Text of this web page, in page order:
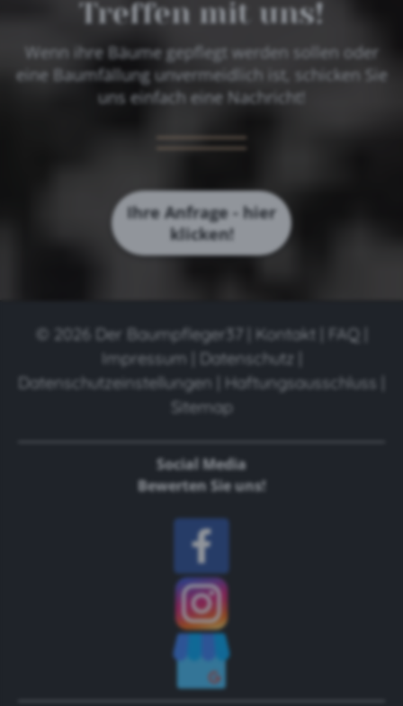
Treffen mit uns!
Wenn ihre Bäume gepflegt werden sollen oder
eine Baumfällung unvermeidlich ist, schicken Sie
uns einfach eine Nachricht!
Ihre Anfrage - hier
klicken!
© 2026 Der Baumpfleger37 | Kontakt FAQ
Impressum
Datenschutz
Datenschutzeinstellungen
Haftungsausschluss
Sitemap
Social Media
Bewerten Sie uns!